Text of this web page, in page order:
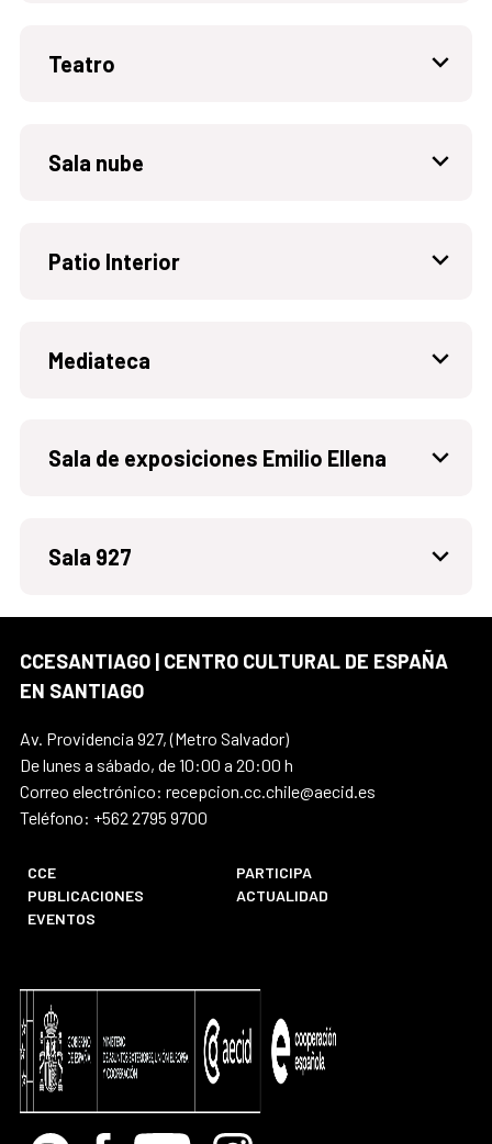
Teatro
Sala nube
Patio Interior
Mediateca
Sala de exposiciones Emilio Ellena
Sala 927
CCESANTIAGO | CENTRO CULTURAL DE ESPAÑA
EN SANTIAGO
Av. Providencia 927, (Metro Salvador)
De lunes a sábado, de 10:00 a 20:00 h
Correo electrónico: recepcion.cc.chile@aecid.es
Teléfono: +562 2795 9700
CCE
PARTICIPA
PUBLICACIONES
ACTUALIDAD
EVENTOS